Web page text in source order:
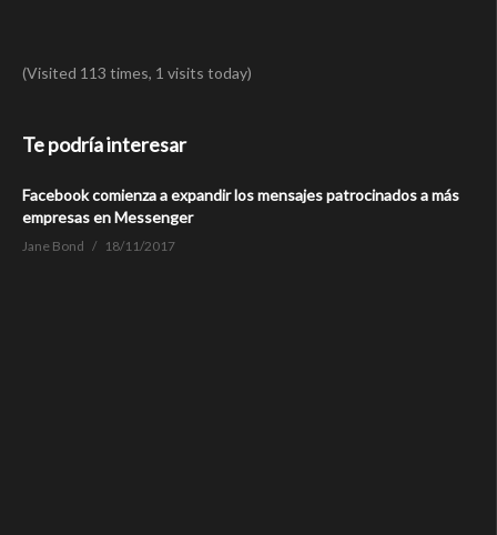
(Visited 113 times, 1 visits today)
Te podría interesar
Facebook comienza a expandir los mensajes patrocinados a más
empresas en Messenger
Jane Bond 18/11/2017